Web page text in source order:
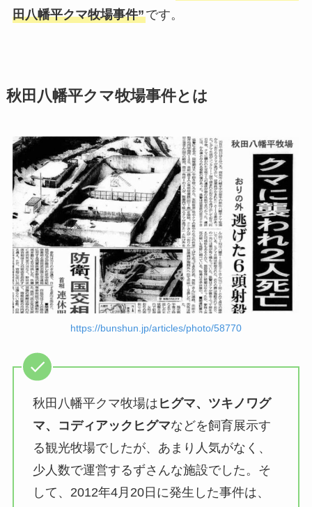
田八幡平クマ牧場事件”です。
秋田八幡平クマ牧場事件とは
https://bunshun.jp/articles/photo/58770
秋田八幡平クマ牧場は ヒグマ、ツキノワグ
マ、コディアックヒグマなどを飼育展示す
る観光牧場でしたが、あまり人気がなく、
少人数で運営するずさんな施設でした。そ
して、2012年4月20日に発生した事件は、